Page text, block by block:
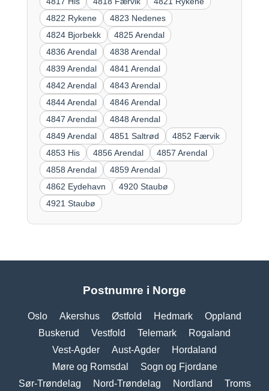
4822 Rykene
4823 Nedenes
4824 Bjorbekk
4825 Arendal
4836 Arendal
4838 Arendal
4839 Arendal
4841 Arendal
4842 Arendal
4843 Arendal
4844 Arendal
4846 Arendal
4847 Arendal
4848 Arendal
4849 Arendal
4851 Saltrød
4852 Færvik
4853 His
4856 Arendal
4857 Arendal
4858 Arendal
4859 Arendal
4862 Eydehavn
4920 Staubø
4921 Staubø
Postnumre i Norge
Oslo Akershus Østfold Hedmark
Oppland
Buskerud
Vestfold Telemark
Rogaland
Vest-Agder
Aust-Agder
Hordaland
Møre og Romsdal
Sogn og Fjordane
Sør-Trøndelag
Nord-Trøndelag Nordland Troms